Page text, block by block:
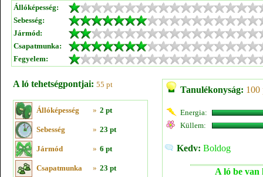
Állóképesség:
Sebesség:
Jármód:
Csapatmunka:
Fegyelem:
A ló tehetségpontjai: 55 pt
Állóképesség » 2 pt
Sebesség » 23 pt
Jármód » 6 pt
Csapatmunka » 23 pt
Tanulékonyság: 100
Energia:
Küllem:
Kedv: Boldog
A ló be van